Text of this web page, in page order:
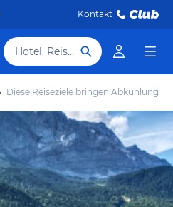
Kontakt
Hotel, Reiseziel
Diese Reiseziele bringen Abkühlung